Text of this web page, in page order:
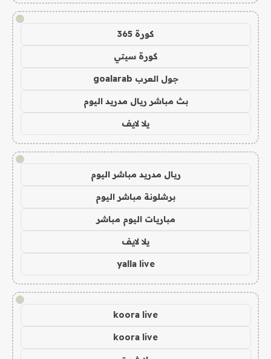
!
كورة 365
كورة سيتي
جول العرب goalarab
بث مباشر ريال مدريد اليوم
يلا لايف
!
ريال مدريد مباشر اليوم
برشلونة مباشر اليوم
مباريات اليوم مباشر
يلا لايف
yalla live
!
koora live
koora live